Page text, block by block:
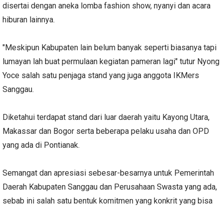
disertai dengan aneka lomba fashion show, nyanyi dan acara
hiburan lainnya.
"Meskipun Kabupaten lain belum banyak seperti biasanya tapi
lumayan lah buat permulaan kegiatan pameran lagi" tutur Nyong
Yoce salah satu penjaga stand yang juga anggota IKMers
Sanggau.
Diketahui terdapat stand dari luar daerah yaitu Kayong Utara,
Makassar dan Bogor serta beberapa pelaku usaha dan OPD
yang ada di Pontianak.
Semangat dan apresiasi sebesar-besarnya untuk Pemerintah
Daerah Kabupaten Sanggau dan Perusahaan Swasta yang ada,
sebab ini salah satu bentuk komitmen yang konkrit yang bisa